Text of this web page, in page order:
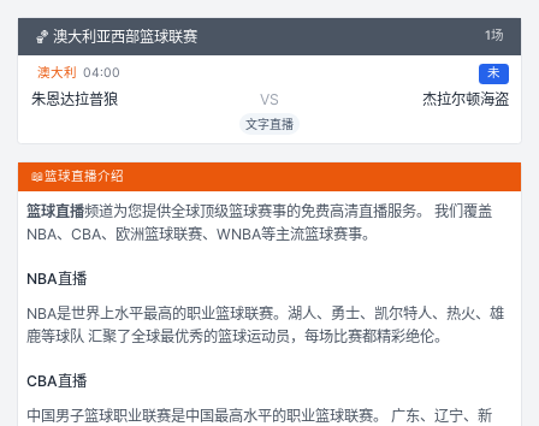
🏀 澳大利亚西部篮球联赛 1场
澳大利 04:00 未
朱恩达拉普狼 VS 杰拉尔顿海盗
文字直播
📖篮球直播介绍
篮球直播频道为您提供全球顶级篮球赛事的免费高清直播服务。 我们覆盖
NBA、CBA、欧洲篮球联赛、WNBA等主流篮球赛事。
NBA直播
NBA是世界上水平最高的职业篮球联赛。湖人、勇士、凯尔特人、热火、雄
鹿等球队 汇聚了全球最优秀的篮球运动员，每场比赛都精彩绝伦。
CBA直播
中国男子篮球职业联赛是中国最高水平的职业篮球联赛。 广东、辽宁、新